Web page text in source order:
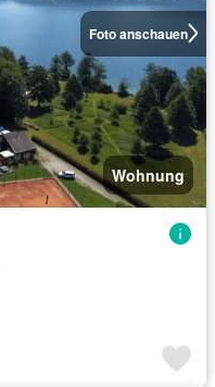
Foto anschauen
Wohnung